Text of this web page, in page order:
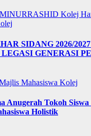
Kolej
SIDANG 2026/
GENERASI
Mahasiswa Kolej
Anugerah Tokoh
Holistik